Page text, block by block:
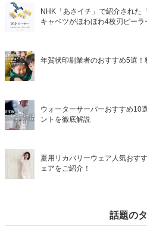
NHK「あさイチ」で紹介された
キャベツがほわほわ4枚刃ピーラ
年賀状印刷業者のおすすめ5選
ウォーターサーバーおすすめ10
ントを徹底解説
夏用リカバリーウェア人気おす
ェアをご紹介！
話題の